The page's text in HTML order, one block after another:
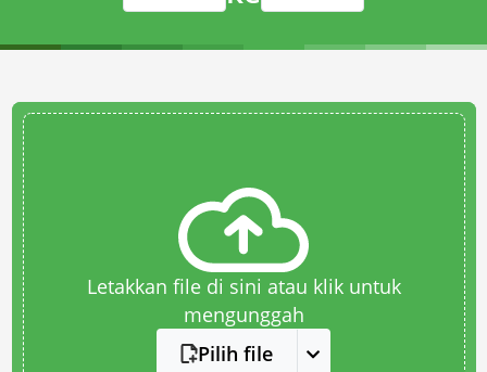
Letakkan file di sini atau klik untuk
mengunggah
Pilih file